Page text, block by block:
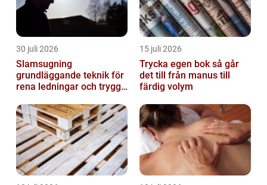
30 juli 2026
Slamsugning
grundläggande teknik för
rena ledningar och trygg
15 juli 2026
Trycka egen bok så går
det till från manus till
färdig volym